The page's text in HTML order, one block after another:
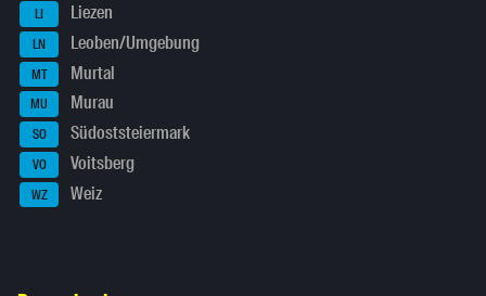
LI Liezen
LN Leoben/Umgebung
MT Murtal
MU Murau
SO Südoststeiermark
VO Voitsberg
WZ Weiz